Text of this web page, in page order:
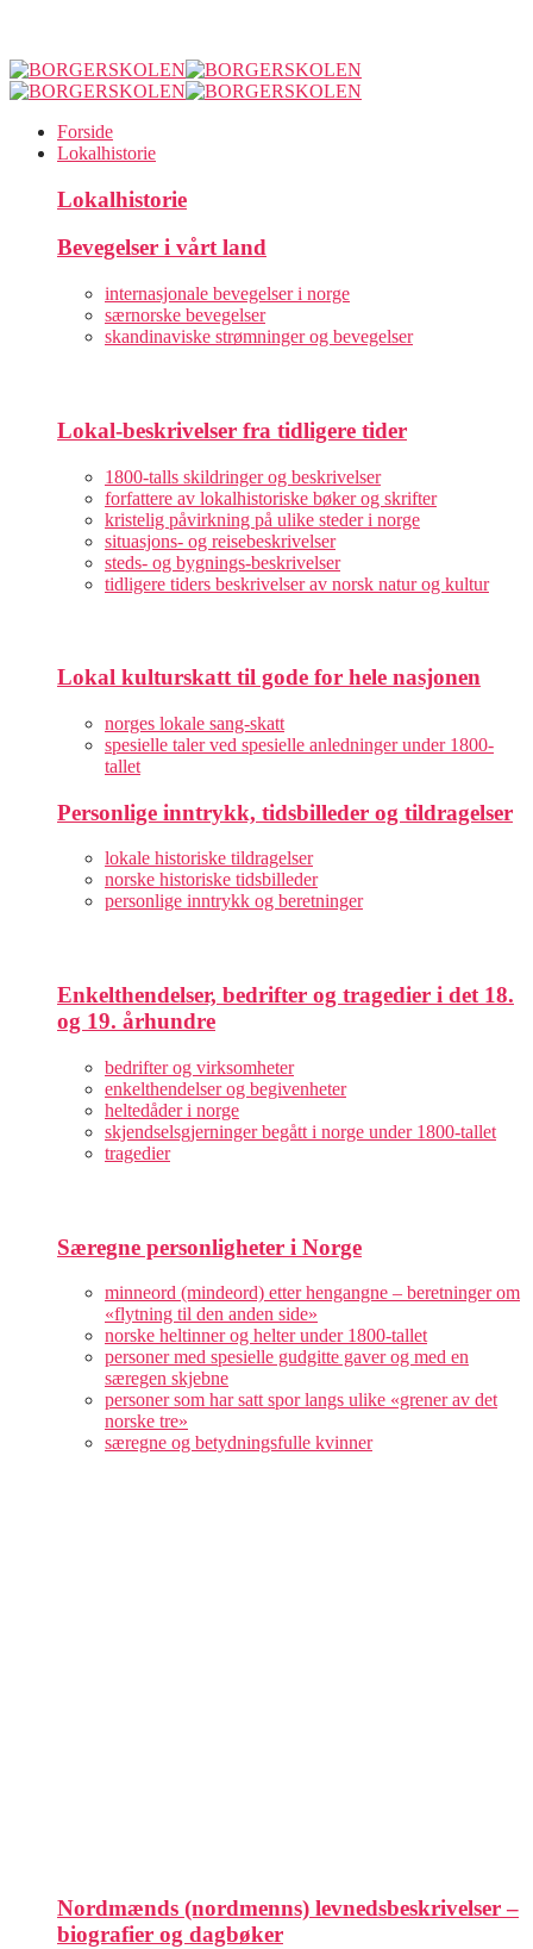
Forside
Lokalhistorie
Lokalhistorie
Bevegelser i vårt land
internasjonale bevegelser i norge
særnorske bevegelser
skandinaviske strømninger og bevegelser
Lokal-beskrivelser fra tidligere tider
1800-talls skildringer og beskrivelser
forfattere av lokalhistoriske bøker og skrifter
kristelig påvirkning på ulike steder i norge
situasjons- og reisebeskrivelser
steds- og bygnings-beskrivelser
tidligere tiders beskrivelser av norsk natur og kultur
Lokal kulturskatt til gode for hele nasjonen
norges lokale sang-skatt
spesielle taler ved spesielle anledninger under 1800-
tallet
Personlige inntrykk, tidsbilleder og tildragelser
lokale historiske tildragelser
norske historiske tidsbilleder
personlige inntrykk og beretninger
Enkelthendelser, bedrifter og tragedier i det 18.
og 19. århundre
bedrifter og virksomheter
enkelthendelser og begivenheter
heltedåder i norge
skjendselsgjerninger begått i norge under 1800-tallet
tragedier
Særegne personligheter i Norge
minneord (mindeord) etter hengangne – beretninger om
«flytning til den anden side»
norske heltinner og helter under 1800-tallet
personer med spesielle gudgitte gaver og med en
særegen skjebne
personer som har satt spor langs ulike «grener av det
norske tre»
særegne og betydningsfulle kvinner
Nordmænds (nordmenns) levnedsbeskrivelser –
biografier og dagbøker